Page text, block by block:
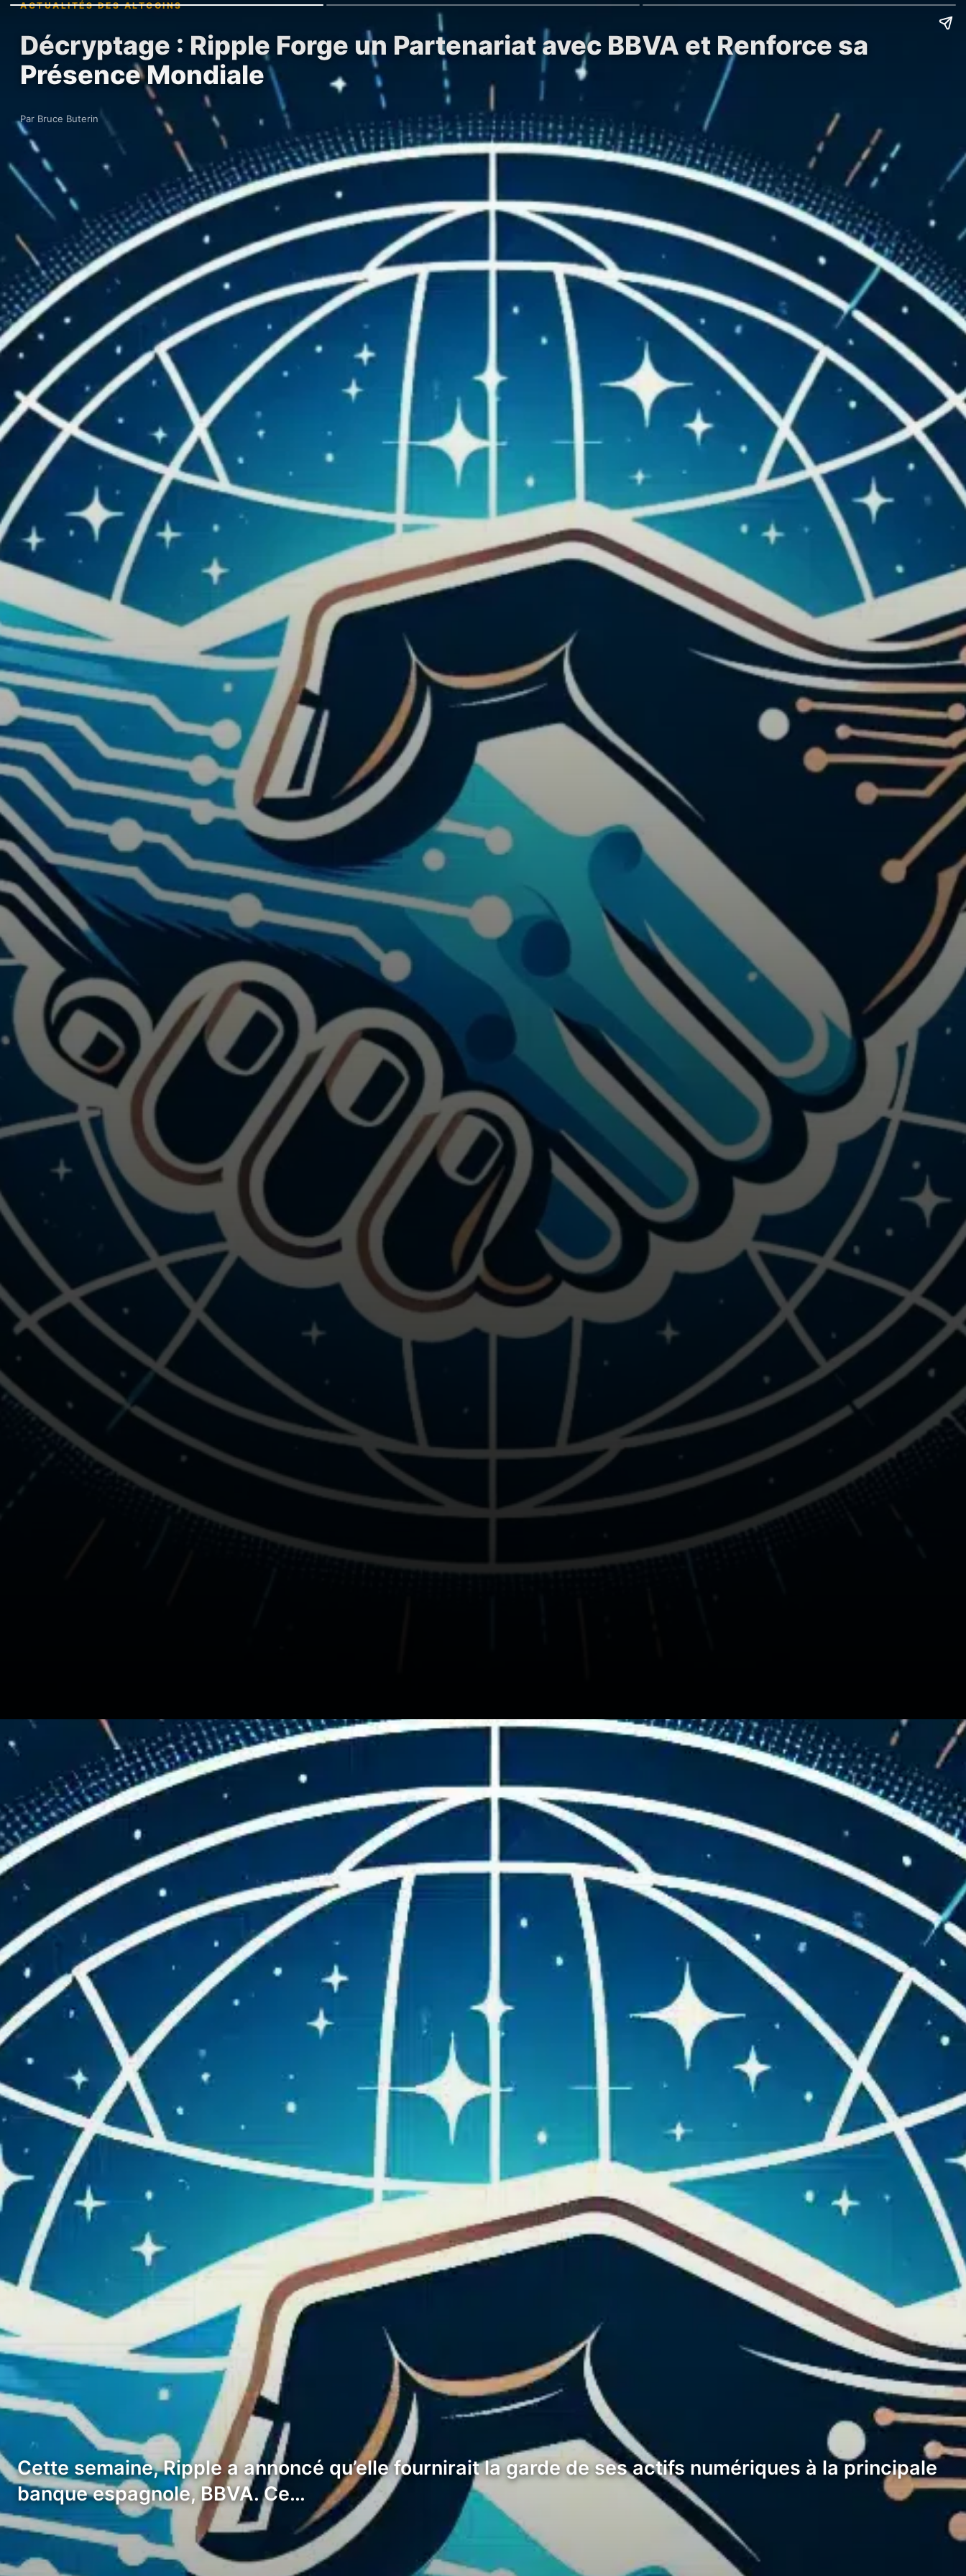
ACTUALITÉS DES ALTCOINS
Décryptage : Ripple Forge un Partenariat avec BBVA et Renforce sa
Présence Mondiale
Par Bruce Buterin
Cette semaine, Ripple a annoncé qu’elle fournirait la garde de ses actifs numériques à la principale
banque espagnole, BBVA. Ce…